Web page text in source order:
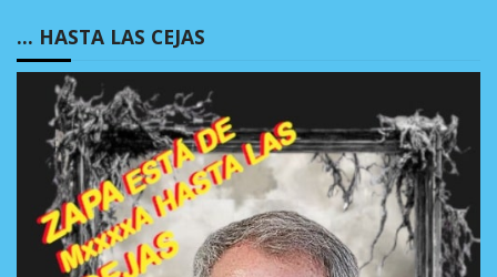
… HASTA LAS CEJAS